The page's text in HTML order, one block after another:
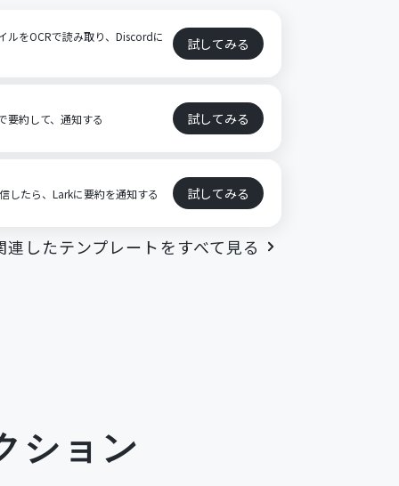
ルをOCRで読み取り、Discordに 試してみる
要約して、通知する 試してみる
したら、Larkに要約を通知する 試してみる
連したテンプレートをすべて見る
ション